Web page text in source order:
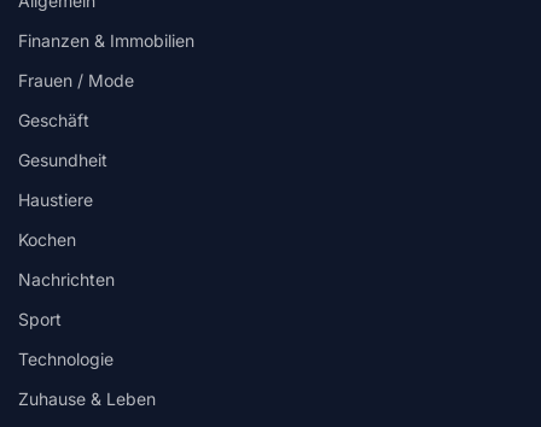
Finanzen & Immobilien
Frauen / Mode
Geschäft
Gesundheit
Haustiere
Kochen
Nachrichten
Sport
Technologie
Zuhause & Leben